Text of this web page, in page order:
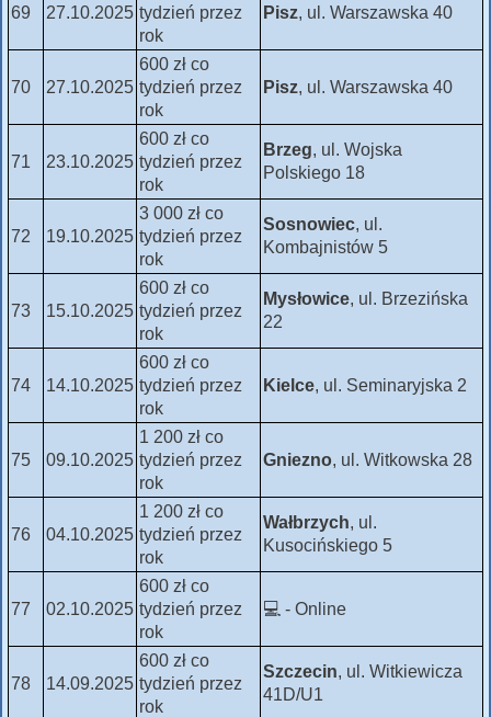
69 27.10.2025 tydzień przez
rok
Pisz, ul. Warszawska 40
70 27.10.2025
600 zł co
tydzień przez
rok
Pisz, ul. Warszawska 40
71 23.10.2025
600 zł co
tydzień przez
rok
Brzeg, ul. Wojska
Polskiego 18
72 19.10.2025
3 000 zł co
tydzień przez
rok
Sosnowiec, ul.
Kombajnistów 5
73 15.10.2025
600 zł co
tydzień przez
rok
Mysłowice, ul. Brzezińska
22
74 14.10.2025
600 zł co
tydzień przez
rok
Kielce, ul. Seminaryjska 2
75 09.10.2025
1 200 zł co
tydzień przez
rok
Gniezno, ul. Witkowska 28
76 04.10.2025
1 200 zł co
tydzień przez
rok
Wałbrzych, ul.
Kusocińskiego 5
77 02.10.2025
600 zł co
tydzień przez
rok
💻 - Online
78 14.09.2025
600 zł co
tydzień przez
rok
Szczecin, ul. Witkiewicza
41D/U1